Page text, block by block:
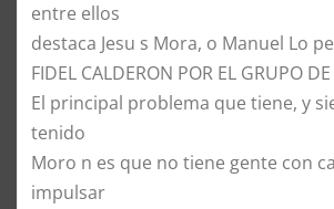
entre ellos
destaca Jesu s Mora, o Manuel Lo
FIDEL CALDERON POR EL GRUPO
El principal problema que tiene, y
tenido
Moro n es que no tiene gente con
impulsar